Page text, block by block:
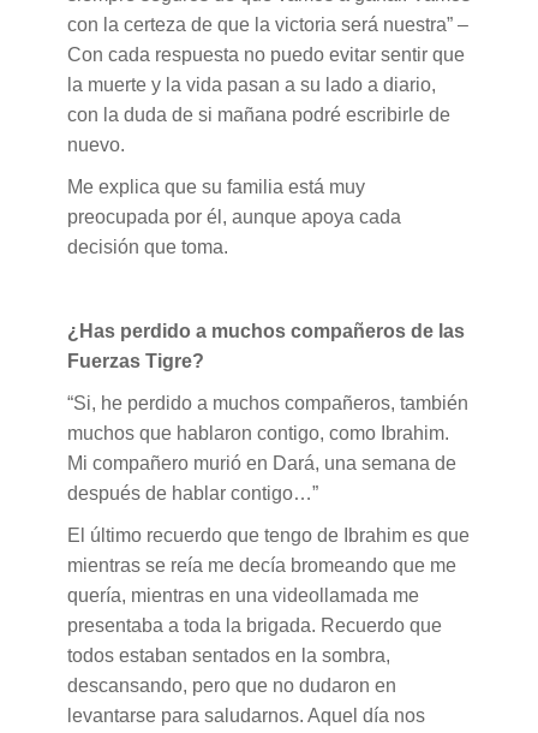
con la certeza de que la victoria será nuestra” –
Con cada respuesta no puedo evitar sentir que
la muerte y la vida pasan a su lado a diario,
con la duda de si mañana podré escribirle de
nuevo.
Me explica que su familia está muy
preocupada por él, aunque apoya cada
decisión que toma.
¿Has perdido a muchos compañeros de las
Fuerzas Tigre?
“Si, he perdido a muchos compañeros, también
muchos que hablaron contigo, como Ibrahim.
Mi compañero murió en Dará, una semana de
después de hablar contigo…”
El último recuerdo que tengo de Ibrahim es que
mientras se reía me decía bromeando que me
quería, mientras en una videollamada me
presentaba a toda la brigada. Recuerdo que
todos estaban sentados en la sombra,
descansando, pero que no dudaron en
levantarse para saludarnos. Aquel día nos